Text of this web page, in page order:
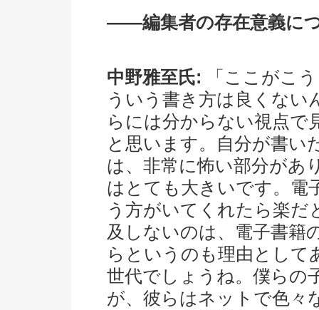
――編集者の存在意義に
中野雅至氏: 「ここがこ
ういう書き方は良くない
らには分からない視点で
と思います。自分が書い
は、非常に怖い部分があ
はとても大きいです。電
う方がいてくれたら楽だ
及しないのは、電子書籍
らというのも理由とし
世代でしょうね。僕らの
が、彼らはネットで色々